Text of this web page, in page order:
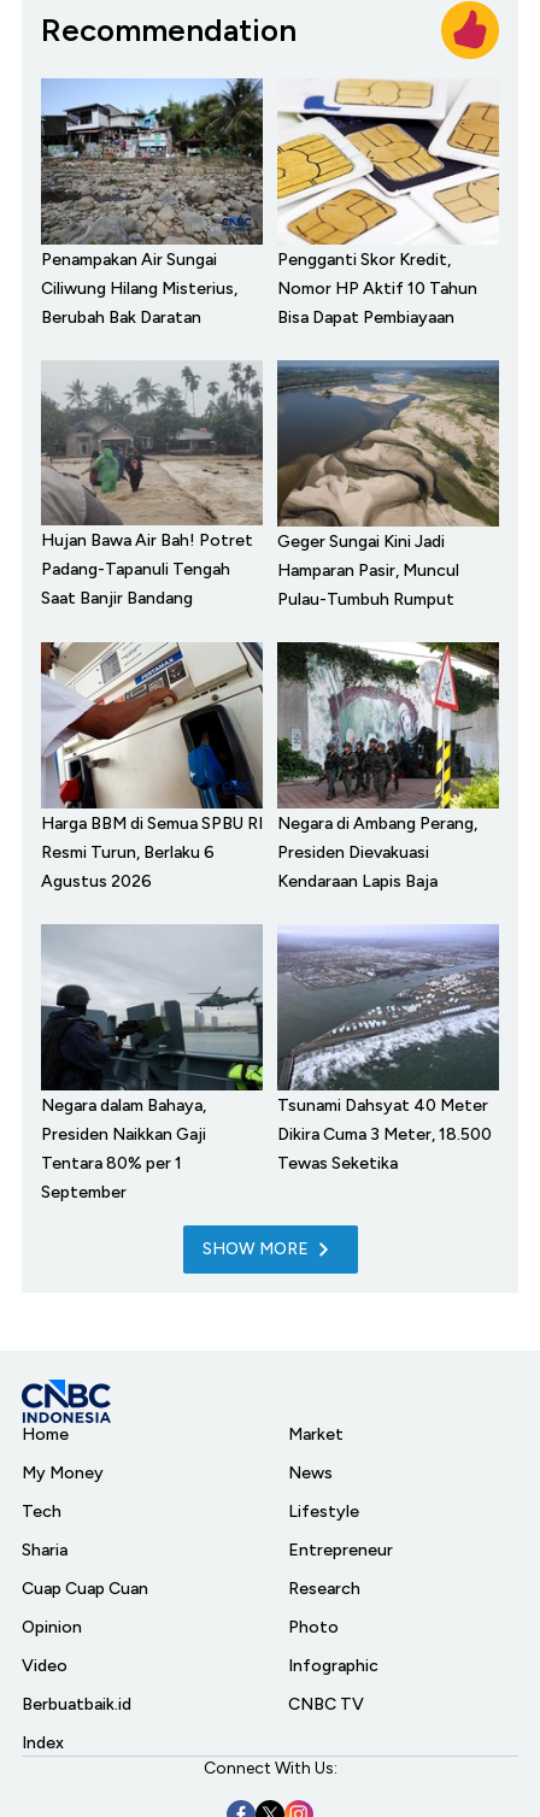
Recommendation
Penampakan Air Sungai
Ciliwung Hilang Misterius,
Berubah Bak Daratan
Pengganti Skor Kredit,
Nomor HP Aktif 10 Tahun
Bisa Dapat Pembiayaan
Hujan Bawa Air Bah! Potret
Padang-Tapanuli Tengah
Saat Banjir Bandang
Geger Sungai Kini Jadi
Hamparan Pasir, Muncul
Pulau-Tumbuh Rumput
Harga BBM di Semua SPBU RI
Resmi Turun, Berlaku 6
Agustus 2026
Negara di Ambang Perang,
Presiden Dievakuasi
Kendaraan Lapis Baja
Negara dalam Bahaya,
Presiden Naikkan Gaji
Tentara 80% per 1
September
Tsunami Dahsyat 40 Meter
Dikira Cuma 3 Meter, 18.500
Tewas Seketika
SHOW MORE
Home
My Money
Tech
Sharia
Cuap Cuap Cuan
Opinion
Video
Berbuatbaik.id
Index
Market
News
Lifestyle
Entrepreneur
Research
Photo
Infographic
CNBC TV
Connect With Us: